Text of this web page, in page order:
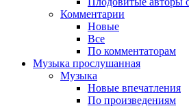
Комментарии
Новые
Все
По комментаторам
Музыка прослушанная
Музыка
Новые впечатления
По произведениям